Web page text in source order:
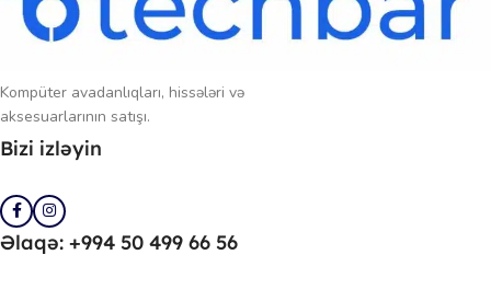
Kompüter avadanlıqları, hissələri və
aksesuarlarının satışı.
Bizi izləyin
Əlaqə: +994 50 499 66 56